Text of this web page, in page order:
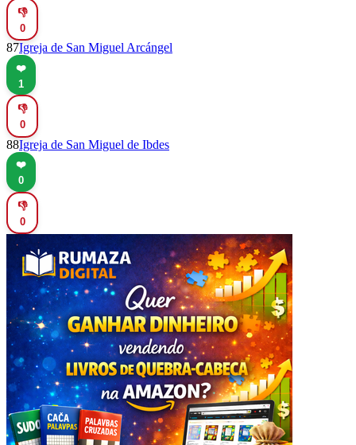
👎
0
87Igreja de San Miguel Arcángel
❤️
1
👎
0
88Igreja de San Miguel de Ibdes
❤️
0
👎
0